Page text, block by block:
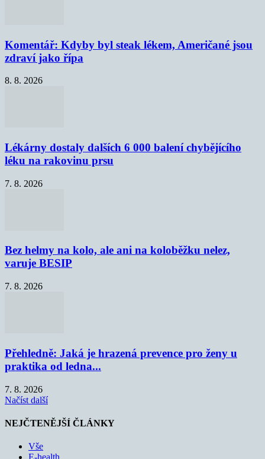
Komentář: Kdyby byl steak lékem, Američané jsou
zdraví jako řípa
8. 8. 2026
Lékárny dostaly dalších 6 000 balení chybějícího
léku na rakovinu prsu
7. 8. 2026
Bez helmy na kolo, ale ani na koloběžku nelez,
varuje BESIP
7. 8. 2026
Přehledně: Jaká je hrazená prevence pro ženy u
praktika od ledna...
7. 8. 2026
Načíst další
NEJČTENĚJŠÍ ČLÁNKY
Vše